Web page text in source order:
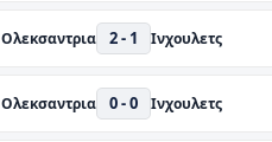
Ολεκσαντρια 2 - 1 Ινχουλετς
Ολεκσαντρια 0 - 0 Ινχουλετς